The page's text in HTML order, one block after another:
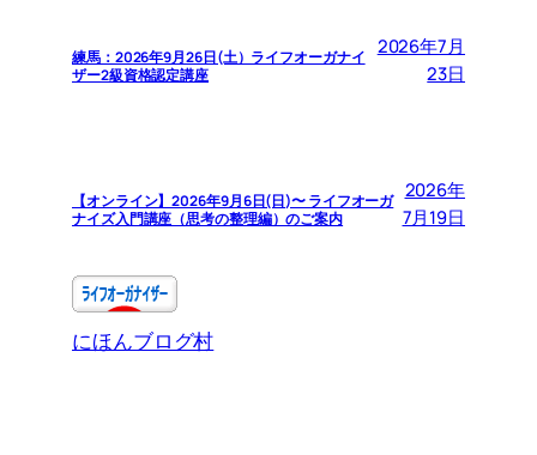
練馬：2026年9月26日(土）ライフオーガナイ
ザー2級資格認定講座
2026年7月
23日
【オンライン】2026年9月6日(日)〜 ライフオーガ
ナイズ入門講座（思考の整理編）のご案内
2026年
7月19日
にほんブログ村